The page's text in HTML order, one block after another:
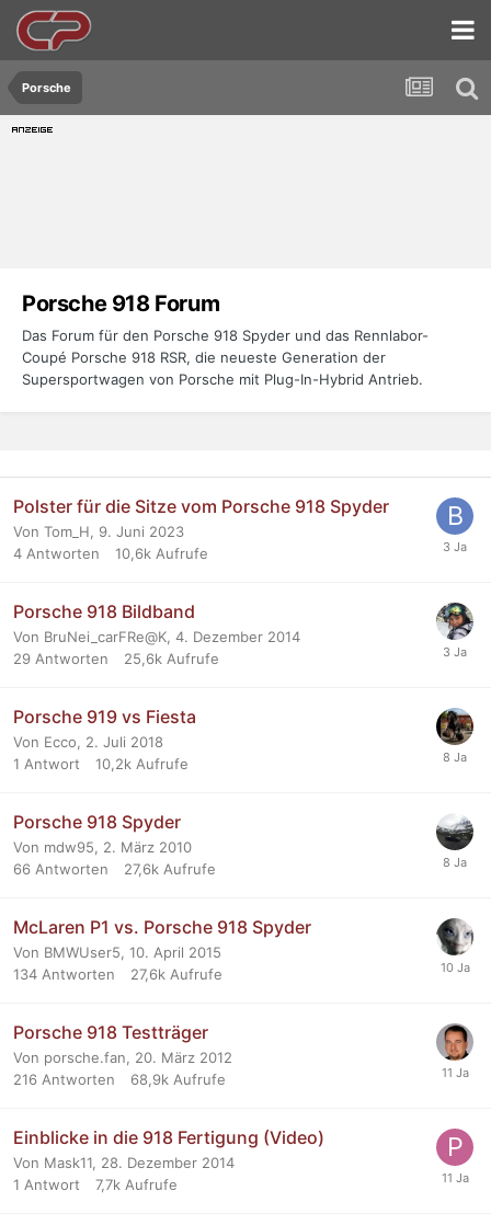
Porsche
Porsche 918 Forum
Das Forum für den Porsche 918 Spyder und das Rennlabor-
Coupé Porsche 918 RSR, die neueste Generation der
Supersportwagen von Porsche mit Plug-In-Hybrid Antrieb.
Polster für die Sitze vom Porsche 918 Spyder
Von Tom_H, 9. Juni 2023
4 Antworten 10,6k Aufrufe
Porsche 918 Bildband
Von BruNei_carFRe@K, 4. Dezember 2014
29 Antworten 25,6k Aufrufe
Porsche 919 vs Fiesta
Von Ecco, 2. Juli 2018
1 Antwort 10,2k Aufrufe
Porsche 918 Spyder
Von mdw95, 2. März 2010
66 Antworten 27,6k Aufrufe
McLaren P1 vs. Porsche 918 Spyder
Von BMWUser5, 10. April 2015
134 Antworten 27,6k Aufrufe
Porsche 918 Testträger
Von porsche.fan, 20. März 2012
216 Antworten 68,9k Aufrufe
Einblicke in die 918 Fertigung (Video)
Von Mask11, 28. Dezember 2014
1 Antwort 7,7k Aufrufe